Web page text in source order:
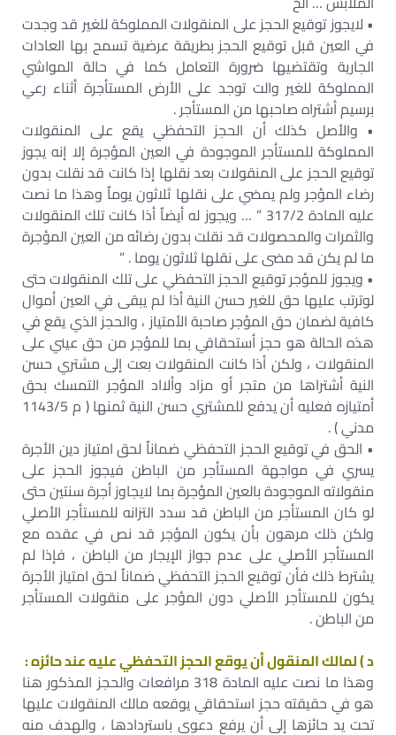
• لايجوز توقيع الحجز على المنقولات المملوكة للغير قد وجدت
في العين قبل توقيع الحجز بطريقة عرضية تسمح بها العادات
الجارية وتقتضيها ضرورة التعامل كما في حالة المواشي
المملوكة للغير والت توجد على الأرض المستأجرة أثناء رعي
برسيم أشتراه صاحبها من المستأجر .
• والأصل كذلك أن الحجز التحفظي يقع على المنقولات
المملوكة للمستأجر الموجودة في العين المؤجرة إلا إنه يجوز
توقيع الحجز على المنقولات بعد نقلها إذا كانت قد نقلت بدون
رضاء المؤجر ولم يمضي على نقلها ثلاثون يوماٌ وهذا ما نصت
عليه المادة 317/2 ” … ويجوز له أيضاٌ أذا كانت تلك المنقولات
والثمرات والمحصولات قد نقلت بدون رضائه من العين المؤجرة
ما لم يكن قد مضى على نقلها ثلاثون يوما . ”
• ويجوز للمؤجر توقيع الحجز التحفظي على تلك المنقولات حتى
لوترتب عليها حق للغير حسن النية أذا لم يبقى في العين أموال
كافية لضمان حق المؤجر صاحبة الأمتياز ، والحجز الذي يقع في
هذه الحالة هو حجز أستحقاقي بما للمؤجر من حق عيني على
المنقولات ، ولكن أذا كانت المنقولات بعت إلى مشتري حسن
النية أشتراها من متجر أو مزاد وألااد المؤجر التمسك بحق
أمتيازه فعليه أن يدفع للمشتري حسن النية ثمنها ( م 1143/5
مدني ) .
• الحق في توقيع الحجز التحفظي ضماناٌ لحق امتياز دين الأجرة
يسري في مواجهة المستأجر من الباطن فيجوز الحجز على
منقولاته الموجودة بالعين المؤجرة بما لايجاوز أجرة سنتين حتى
لو كان المستأجر من الباطن قد سدد التزانه للمستأجر الأصلي
ولكن ذلك مرهون بأن يكون المؤجر قد نص في عقده مع
المستأجر الأصلي على عدم جواز الإيجار من الباطن ، فإذا لم
يشترط ذلك فأن توقيع الحجز التحفظي ضماناٌ لحق امتياز الأجرة
يكون للمستأجر الأصلي دون المؤجر على منقولات المستأجر
من الباطن .
د ) لمالك المنقول أن يوقع الحجز التحفظي عليه عند حائزه :
وهذا ما نصت عليه المادة 318 مرافعات والحجز المذكور هنا
هو في حقيقته حجز استحقاقي يوقعه مالك المنقولات عليها
تحت يد حائزها إلى أن يرفع دعوى باستردادها ، والهدف منه